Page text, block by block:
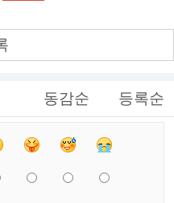
동감순 등록순